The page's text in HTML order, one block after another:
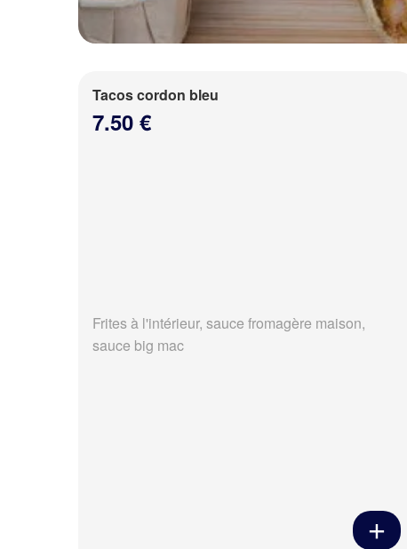
Tacos cordon bleu
7.50 €
Frites à l'intérieur, sauce fromagère maison,
sauce big mac